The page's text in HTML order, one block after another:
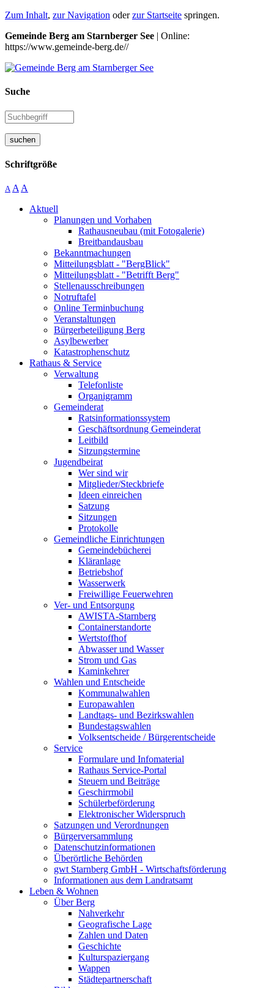
Zum Inhalt, zur Navigation oderzur Startseite springen.
Gemeinde Berg am Starnberger See | Online:
https://www.gemeinde-berg.de//
Suche
suchen
Schriftgröße
A A A
Aktuell
Planungen und Vorhaben
Rathausneubau (mit Fotogalerie)
Breitbandausbau
Bekanntmachungen
Mitteilungsblatt - "BergBlick"
Mitteilungsblatt - "Betrifft Berg"
Stellenausschreibungen
Notruftafel
Online Terminbuchung
Veranstaltungen
Bürgerbeteiligung Berg
Asylbewerber
Katastrophenschutz
Rathaus & Service
Verwaltung
Telefonliste
Organigramm
Gemeinderat
Ratsinformationssystem
Geschäftsordnung Gemeinderat
Leitbild
Sitzungstermine
Jugendbeirat
Wer sind wir
Mitglieder/Steckbriefe
Ideen einreichen
Satzung
Sitzungen
Protokolle
Gemeindliche Einrichtungen
Gemeindebücherei
Kläranlage
Betriebshof
Wasserwerk
Freiwillige Feuerwehren
Ver- und Entsorgung
AWISTA-Starnberg
Containerstandorte
Wertstoffhof
Abwasser und Wasser
Strom und Gas
Kaminkehrer
Wahlen und Entscheide
Kommunalwahlen
Europawahlen
Landtags- und Bezirkswahlen
Bundestagswahlen
Volksentscheide / Bürgerentscheide
Service
Formulare und Infomaterial
Rathaus Service-Portal
Steuern und Beiträge
Geschirrmobil
Schülerbeförderung
Elektronischer Widerspruch
Satzungen und Verordnungen
Bürgerversammlung
Datenschutzinformationen
Überörtliche Behörden
gwt Starnberg GmbH - Wirtschaftsförderung
Informationen aus dem Landratsamt
Leben & Wohnen
Über Berg
Nahverkehr
Geografische Lage
Zahlen und Daten
Geschichte
Kulturspaziergang
Wappen
Städtepartnerschaft